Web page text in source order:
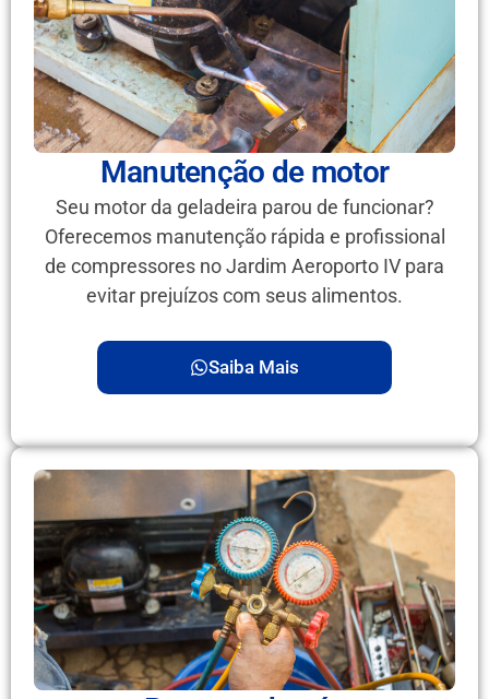
Manutenção de motor
Seu motor da geladeira parou de funcionar?
Oferecemos manutenção rápida e profissional
de compressores no Jardim Aeroporto IV para
evitar prejuízos com seus alimentos.
Saiba Mais